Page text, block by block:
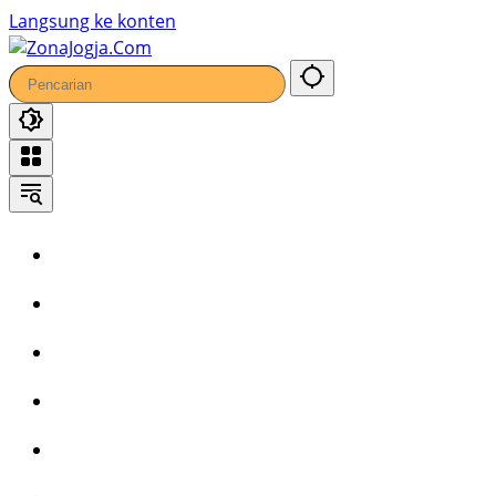
Langsung ke konten